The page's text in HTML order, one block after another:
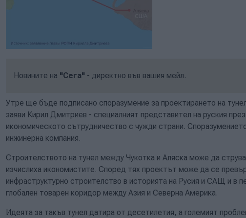
Новините на "Сега" - директно във вашия мейл.
Утре ще бъде подписано споразумение за проектирането на
заяви Кирил Дмитриев - специалният представител на руския
икономическото сътрудничество с чужди страни.
инжинерна компания.
Строителството на тунел между Чукотка и Аляска може да
изчислиха икономистите. Според тях проектът може да се
инфраструктурно строителство в историята на Русия и САЩ и в
глобален товарен коридор между Азия и Северна Америка.
Идеята за такъв тунел датира от десетилетия, а големият